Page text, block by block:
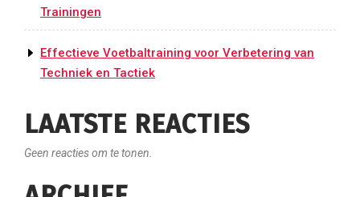
Trainingen
Effectieve Voetbaltraining voor Verbetering van
Techniek en Tactiek
LAATSTE REACTIES
Geen reacties om te tonen.